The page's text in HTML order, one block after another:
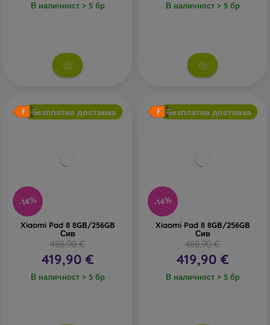
В наличност > 5 бр В наличност > 5 бр
-14%
Безплатна доставка
Xiaomi Pad 8 8GB/256GB
Сив
488,90 €
419,90 €
В наличност > 5 бр
-14%
Безплатна доставка
Xiaomi Pad 8 8GB/256GB
Сив
488,90 €
419,90 €
В наличност > 5 бр